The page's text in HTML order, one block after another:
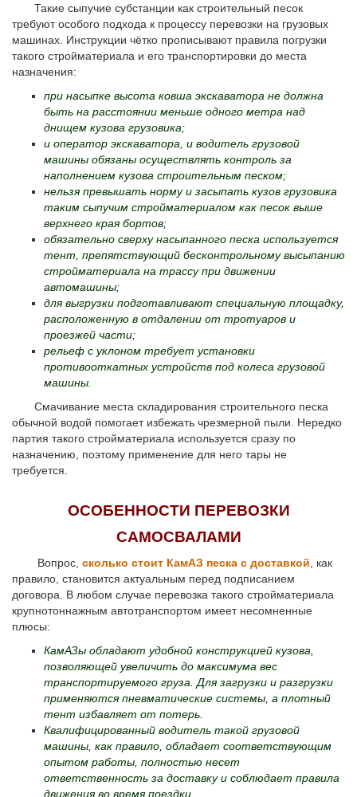
Такие сыпучие субстанции как строительный песок
требуют особого подхода к процессу перевозки на грузовых
машинах. Инструкции чётко прописывают правила погрузки
такого стройматериала и его транспортировки до места
назначения:
при насыпке высота ковша экскаватора не должна
быть на расстоянии меньше одного метра над
днищем кузова грузовика;
и оператор экскаватора, и водитель грузовой
машины обязаны осуществлять контроль за
наполнением кузова строительным песком;
нельзя превышать норму и засыпать кузов грузовика
таким сыпучим стройматериалом как песок выше
верхнего края бортов;
обязательно сверху насыпанного песка используется
тент, препятствующий бесконтрольному высыпанию
стройматериала на трассу при движении
автомашины;
для выгрузки подготавливают специальную площадку,
расположенную в отдалении от тротуаров и
проезжей части;
рельеф с уклоном требует установки
противооткатных устройств под колеса грузовой
машины.
Смачивание места складирования строительного песка
обычной водой помогает избежать чрезмерной пыли. Нередко
партия такого стройматериала используется сразу по
назначению, поэтому применение для него тары не
требуется.
ОСОБЕННОСТИ ПЕРЕВОЗКИ
САМОСВАЛАМИ
Вопрос, сколько стоит КамАЗ песка с доставкой , как
правило, становится актуальным перед подписанием
договора. В любом случае перевозка такого стройматериала
крупнотоннажным автотранспортом имеет несомненные
плюсы:
КамАЗы обладают удобной конструкцией кузова,
позволяющей увеличить до максимума вес
транспортируемого груза. Для загрузки и разгрузки
применяются пневматические системы, а плотный
тент избавляет от потерь.
Квалифицированный водитель такой грузовой
машины, как правило, обладает соответствующим
опытом работы, полностью несет
ответственность за доставку и соблюдает правила
движения во время поездки.